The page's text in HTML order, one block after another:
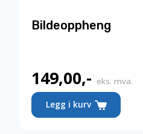
Bildeoppheng
149,00,- eks. mva.
Legg i kurv